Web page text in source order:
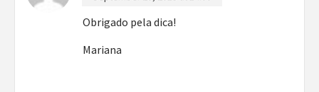
Obrigado pela dica!
Mariana